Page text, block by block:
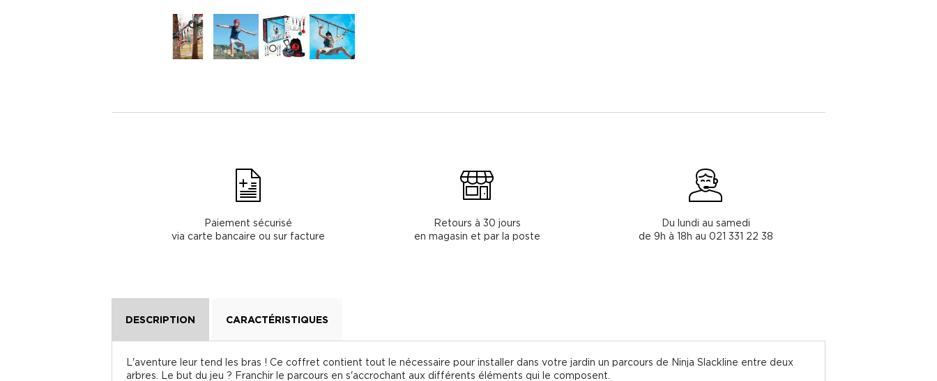
Paiement sécurisé
via carte bancaire ou sur facture
Retours à 30 jours
en magasin et par la poste
Du lundi au samedi
de 9h à 18h au 021 331 22 38
DESCRIPTION CARACTÉRISTIQUES
L'aventure leur tend les bras ! Ce coffret contient tout le nécessaire pour installer dans votre jardin un parcours de Ninja Slackline entre deux
arbres. Le but du jeu ? Franchir le parcours en s'accrochant aux différents éléments qui le composent.